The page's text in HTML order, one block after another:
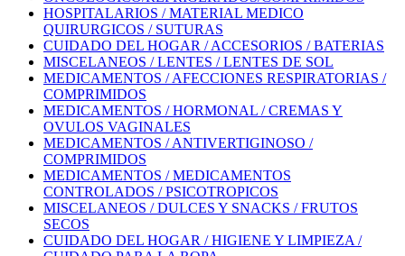
HOSPITALARIOS / MATERIAL MEDICO
QUIRURGICOS / SUTURAS
CUIDADO DEL HOGAR / ACCESORIOS / BATERIAS
MISCELANEOS / LENTES / LENTES DE SOL
MEDICAMENTOS / AFECCIONES RESPIRATORIAS /
COMPRIMIDOS
MEDICAMENTOS / HORMONAL / CREMAS Y
OVULOS VAGINALES
MEDICAMENTOS / ANTIVERTIGINOSO /
COMPRIMIDOS
MEDICAMENTOS / MEDICAMENTOS
CONTROLADOS / PSICOTROPICOS
MISCELANEOS / DULCES Y SNACKS / FRUTOS
SECOS
CUIDADO DEL HOGAR / HIGIENE Y LIMPIEZA /